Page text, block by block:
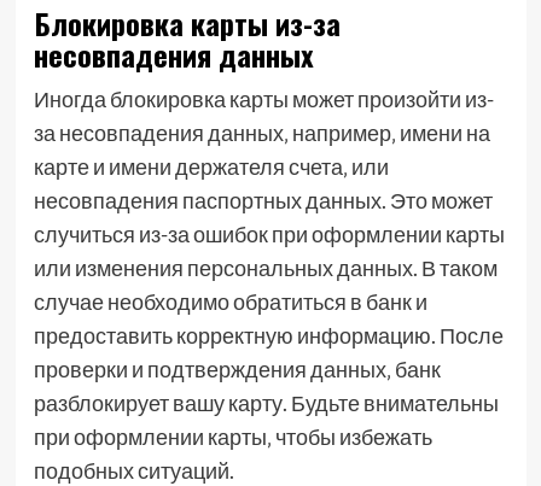
Блокировка карты из-за
несовпадения данных
Иногда блокировка карты может произойти из-
за несовпадения данных‚ например‚ имени на
карте и имени держателя счета‚ или
несовпадения паспортных данных. Это может
случиться из-за ошибок при оформлении карты
или изменения персональных данных. В таком
случае необходимо обратиться в банк и
предоставить корректную информацию. После
проверки и подтверждения данных‚ банк
разблокирует вашу карту. Будьте внимательны
при оформлении карты‚ чтобы избежать
подобных ситуаций.